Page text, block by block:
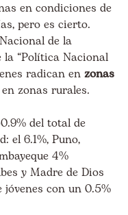
en condiciones de
pero es cierto.
de la
la “Política Nacional
radican en zonas
zonas rurales.
del total de
el 6.1%, Puno,
4%
y Madre de Dios
con un 0.5%